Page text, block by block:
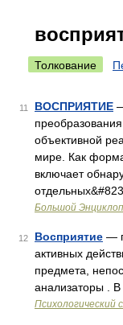
Толкование
11 ВОСПРИЯТИЕ
объективной
мире. Как
включает
Большой
12 Восприятие —
активных
предмета,
анализаторы . В
Психологический